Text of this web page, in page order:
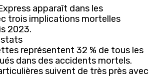
apparaît dans les
trois implications mortelles
2023.
représentent 32 % de tous les
dans des accidents mortels.
suivent de très près avec